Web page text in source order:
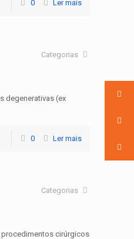
0 Ler mais
Categorias
degenerativas (ex
0 Ler mais
Categorias
procedimentos cirúrgicos